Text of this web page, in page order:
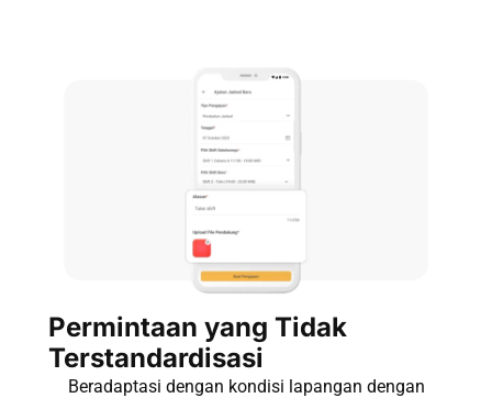
Permintaan yang Tidak
Terstandardisasi
Beradaptasi dengan kondisi lapangan dengan